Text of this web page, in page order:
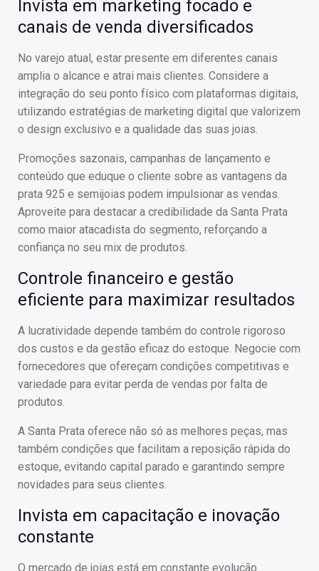
Invista em marketing focado e
canais de venda diversificados
No varejo atual, estar presente em diferentes canais
amplia o alcance e atrai mais clientes. Considere a
integração do seu ponto físico com plataformas digitais,
utilizando estratégias de marketing digital que valorizem
o design exclusivo e a qualidade das suas joias.
Promoções sazonais, campanhas de lançamento e
conteúdo que eduque o cliente sobre as vantagens da
prata 925 e semijoias podem impulsionar as vendas.
Aproveite para destacar a credibilidade da Santa Prata
como maior atacadista do segmento, reforçando a
confiança no seu mix de produtos.
Controle financeiro e gestão
eficiente para maximizar resultados
A lucratividade depende também do controle rigoroso
dos custos e da gestão eficaz do estoque. Negocie com
fornecedores que ofereçam condições competitivas e
variedade para evitar perda de vendas por falta de
produtos.
A Santa Prata oferece não só as melhores peças, mas
também condições que facilitam a reposição rápida do
estoque, evitando capital parado e garantindo sempre
novidades para seus clientes.
Invista em capacitação e inovação
constante
O mercado de joias está em constante evolução.